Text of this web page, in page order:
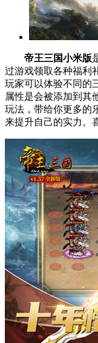
帝王三国小米版
过游戏领取各种福利
玩家可以体验不同的
属性是会被添加到其
玩法，带给你更多的
来提升自己的实力。